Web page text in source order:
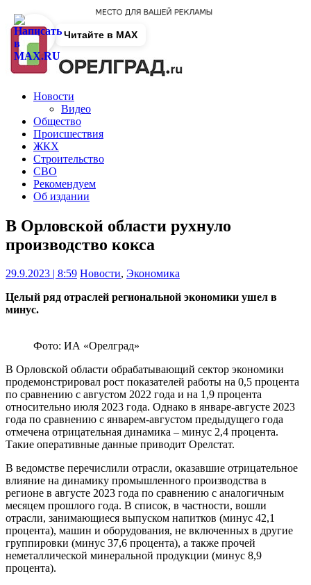
Новости
Видео
Общество
Происшествия
ЖКХ
Строительство
СВО
Рекомендуем
Об издании
В Орловской области рухнуло
производство кокса
29.9.2023 | 8:59 Новости, Экономика
Целый ряд отраслей региональной экономики ушел в
минус.
Фото: ИА «Орелград»
В Орловской области обрабатывающий сектор экономики
продемонстрировал рост показателей работы на 0,5 процента
по сравнению с августом 2022 года и на 1,9 процента
относительно июля 2023 года. Однако в январе-августе 2023
года по сравнению с январем-августом предыдущего года
отмечена отрицательная динамика – минус 2,4 процента.
Такие оперативные данные приводит Орелстат.
В ведомстве перечислили отрасли, оказавшие отрицательное
влияние на динамику промышленного производства в
регионе в августе 2023 года по сравнению с аналогичным
месяцем прошлого года. В список, в частности, вошли
отрасли, занимающиеся выпуском напитков (минус 42,1
процента), машин и оборудования, не включенных в другие
группировки (минус 37,6 процента), а также прочей
неметаллической минеральной продукции (минус 8,9
процента).
Читайте в MAX